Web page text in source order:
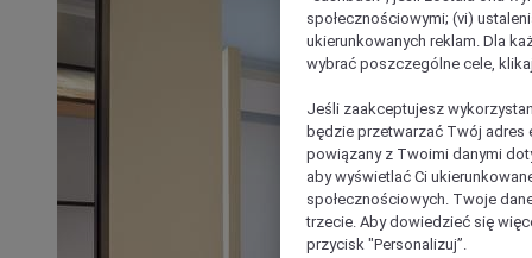
społecznościowymi; (vi)
ukierunkowanych reklam. Dla
wybrać poszczególne cele,
Jeśli zaakceptujesz
będzie przetwarzać Twój adres
powiązany z Twoimi danymi
aby wyświetlać Ci
społecznościowych. Twoje
trzecie. Aby dowiedzieć się
przycisk "Personalizuj”.